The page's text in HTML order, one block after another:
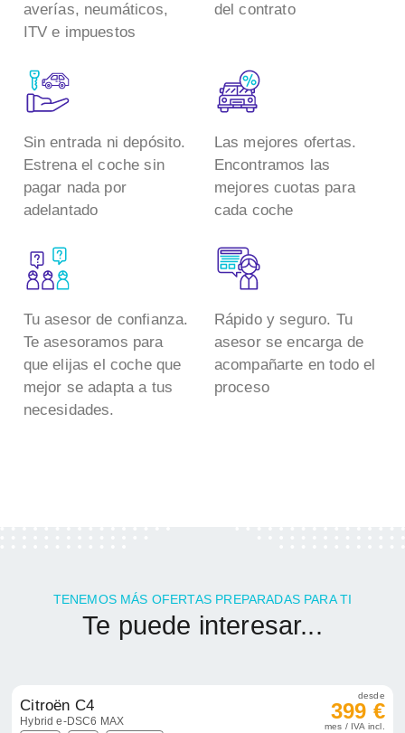
averías, neumáticos,
ITV e impuestos
del contrato
Sin entrada ni depósito.
Estrena el coche sin
pagar nada por
adelantado
Las mejores ofertas.
Encontramos las
mejores cuotas para
cada coche
Tu asesor de confianza.
Te asesoramos para
que elijas el coche que
mejor se adapta a tus
necesidades.
Rápido y seguro. Tu
asesor se encarga de
acompañarte en todo el
proceso
TENEMOS MÁS OFERTAS PREPARADAS PARA TI
Te puede interesar...
Citroën C4
Hybrid e-DSC6 MAX
desde
399 €
mes / IVA incl.